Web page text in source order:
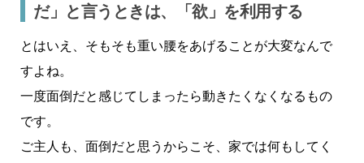
だ」と言うときは、「欲」を利用する
とはいえ、そもそも重い腰をあげることが大変なんで
すよね。
一度面倒だと感じてしまったら動きたくなくなるもの
です。
ご主人も、面倒だと思うからこそ、家では何もしてく